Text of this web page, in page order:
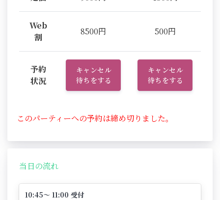
Web
割
8500円 500円
予約
状況
キャンセル
待ちをする
キャンセル
待ちをする
このパーティーへの予約は締め切りました。
当日の流れ
10:45～ 11:00 受付